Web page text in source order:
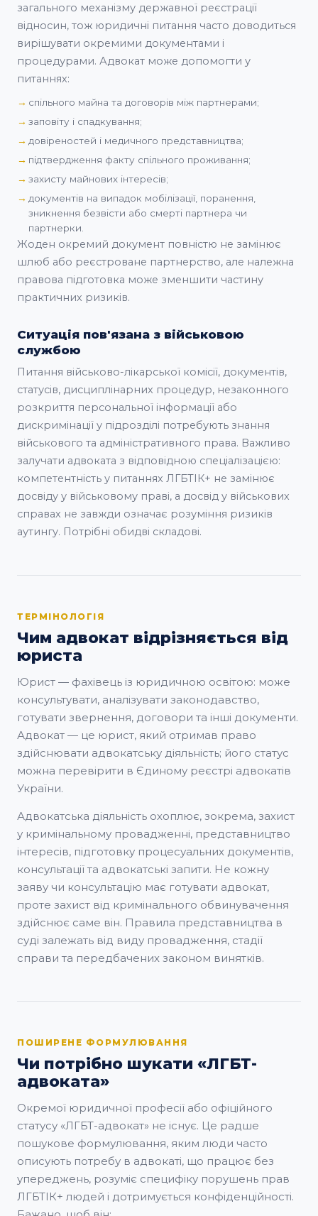
загального механізму державної реєстрації
відносин, тож юридичні питання часто доводиться
вирішувати окремими документами і
процедурами. Адвокат може допомогти у
питаннях:
спільного майна та договорів між партнерами;
заповіту і спадкування;
довіреностей і медичного представництва;
підтвердження факту спільного проживання;
захисту майнових інтересів;
документів на випадок мобілізації, поранення,
зникнення безвісти або смерті партнера чи
партнерки.
Жоден окремий документ повністю не замінює
шлюб або реєстроване партнерство, але належна
правова підготовка може зменшити частину
практичних ризиків.
Ситуація пов'язана з військовою
службою
Питання військово-лікарської комісії, документів,
статусів, дисциплінарних процедур, незаконного
розкриття персональної інформації або
дискримінації у підрозділі потребують знання
військового та адміністративного права. Важливо
залучати адвоката з відповідною спеціалізацією:
компетентність у питаннях ЛГБТІК+ не замінює
досвіду у військовому праві, а досвід у військових
справах не завжди означає розуміння ризиків
аутингу. Потрібні обидві складові.
ТЕРМІНОЛОГІЯ
Чим адвокат відрізняється від
юриста
Юрист — фахівець із юридичною освітою: може
консультувати, аналізувати законодавство,
готувати звернення, договори та інші документи.
Адвокат — це юрист, який отримав право
здійснювати адвокатську діяльність; його статус
можна перевірити в Єдиному реєстрі адвокатів
України.
Адвокатська діяльність охоплює, зокрема, захист
у кримінальному провадженні, представництво
інтересів, підготовку процесуальних документів,
консультації та адвокатські запити. Не кожну
заяву чи консультацію має готувати адвокат,
проте захист від кримінального обвинувачення
здійснює саме він. Правила представництва в
суді залежать від виду провадження, стадії
справи та передбачених законом винятків.
ПОШИРЕНЕ ФОРМУЛЮВАННЯ
Чи потрібно шукати «ЛГБТ-
адвоката»
Окремої юридичної професії або офіційного
статусу «ЛГБТ-адвокат» не існує. Це радше
пошукове формулювання, яким люди часто
описують потребу в адвокаті, що працює без
упереджень, розуміє специфіку порушень прав
ЛГБТІК+ людей і дотримується конфіденційності.